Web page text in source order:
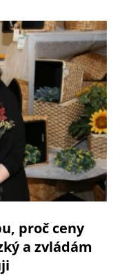
proč ceny
a zvládám